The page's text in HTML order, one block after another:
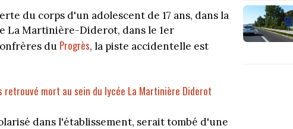
du corps d'un adolescent de 17 ans, dans la
La Martinière-Diderot, dans le 1er
du Progrès, la piste accidentelle est
retrouvé mort au sein du lycée La Martinière Diderot
dans l'établissement, serait tombé d'une